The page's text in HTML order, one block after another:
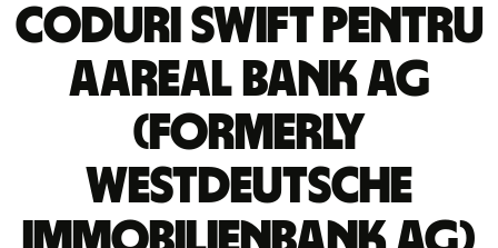
Coduri Swift pentru
AAREAL BANK AG
(FORMERLY
WESTDEUTSCHE